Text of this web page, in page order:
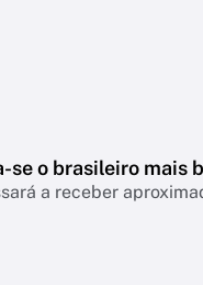
se o brasileiro mais
a receber